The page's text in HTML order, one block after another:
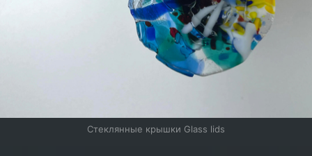
Стеклянные крышки Glass lids